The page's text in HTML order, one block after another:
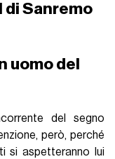
di Sanremo
uomo del
del segno
però, perché
si aspetteranno lui